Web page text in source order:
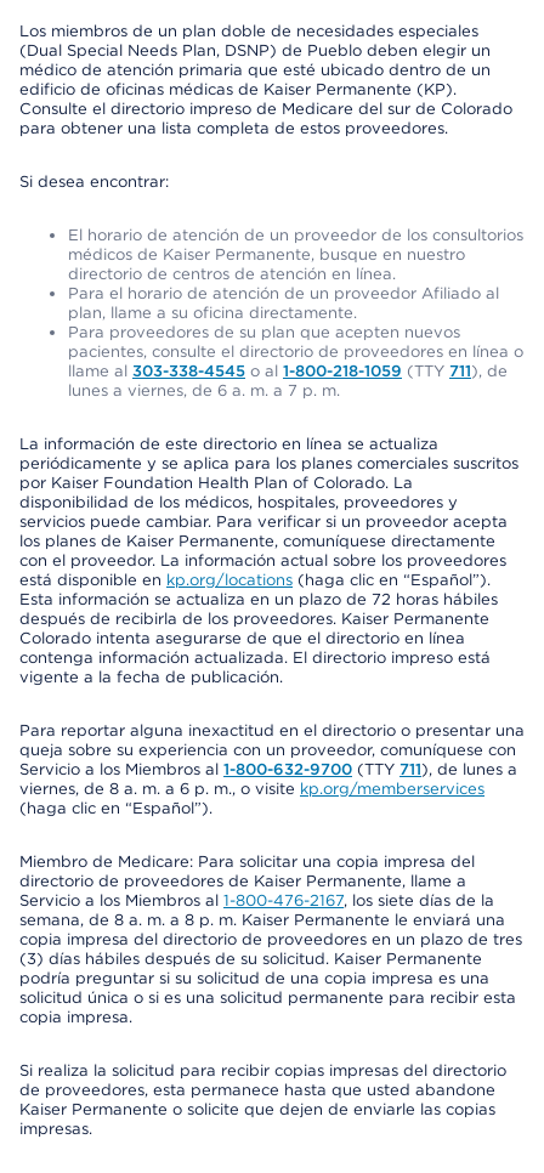
Los miembros de un plan doble de necesidades especiales
(Dual Special Needs Plan, DSNP) de Pueblo deben elegir un
médico de atención primaria que esté ubicado dentro de un
edificio de oficinas médicas de Kaiser Permanente (KP).
Consulte el directorio impreso de Medicare del sur de Colorado
para obtener una lista completa de estos proveedores.
Si desea encontrar:
El horario de atención de un proveedor de los consultorios
médicos de Kaiser Permanente, busque en nuestro
directorio de centros de atención en línea.
Para el horario de atención de un proveedor Afiliado al
plan, llame a su oficina directamente.
Para proveedores de su plan que acepten nuevos
pacientes, consulte el directorio de proveedores en línea o
llame al 303-338-4545 o al 1-800-218-1059 (TTY 711), de
lunes a viernes, de 6 a. m. a 7 p. m.
La información de este directorio en línea se actualiza
periódicamente y se aplica para los planes comerciales suscritos
por Kaiser Foundation Health Plan of Colorado. La
disponibilidad de los médicos, hospitales, proveedores y
servicios puede cambiar. Para verificar si un proveedor acepta
los planes de Kaiser Permanente, comuníquese directamente
con el proveedor. La información actual sobre los proveedores
está disponible en kp.org/locations (haga clic en “Español”).
Esta información se actualiza en un plazo de 72 horas hábiles
después de recibirla de los proveedores. Kaiser Permanente
Colorado intenta asegurarse de que el directorio en línea
contenga información actualizada. El directorio impreso está
vigente a la fecha de publicación.
Para reportar alguna inexactitud en el directorio o presentar una
queja sobre su experiencia con un proveedor, comuníquese con
Servicio a los Miembros al 1-800-632-9700 (TTY 711), de lunes a
viernes, de 8 a. m. a 6 p. m., o visite kp.org/memberservices
(haga clic en “Español”).
Miembro de Medicare: Para solicitar una copia impresa del
directorio de proveedores de Kaiser Permanente, llame a
Servicio a los Miembros al 1-800-476-2167, los siete días de la
semana, de 8 a. m. a 8 p. m. Kaiser Permanente le enviará una
copia impresa del directorio de proveedores en un plazo de tres
(3) días hábiles después de su solicitud. Kaiser Permanente
podría preguntar si su solicitud de una copia impresa es una
solicitud única o si es una solicitud permanente para recibir esta
copia impresa.
Si realiza la solicitud para recibir copias impresas del directorio
de proveedores, esta permanece hasta que usted abandone
Kaiser Permanente o solicite que dejen de enviarle las copias
impresas.